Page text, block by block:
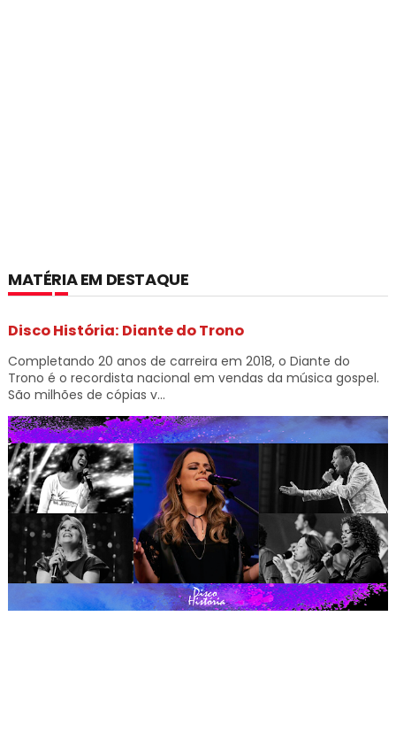
MATÉRIA EM DESTAQUE
Disco História: Diante do Trono
Completando 20 anos de carreira em 2018, o Diante do
Trono é o recordista nacional em vendas da música gospel.
São milhões de cópias v...